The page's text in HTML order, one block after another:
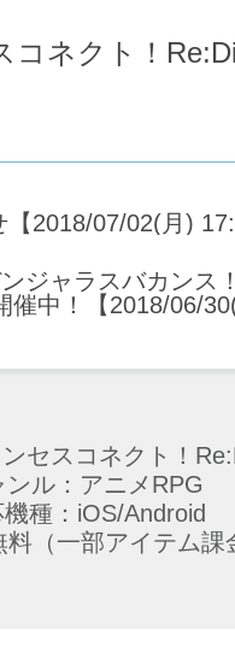
コネクト！
2018/07/02(月)
ジャラスバカンス
催中！【2018/06/
セスコネクト！
ンル：アニメRPG
種：iOS/Android
料（一部アイテム課